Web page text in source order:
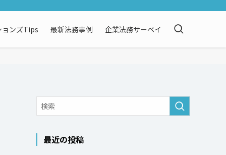
ョンズTips 最新法務事例 企業法務サーベイ
最近の投稿